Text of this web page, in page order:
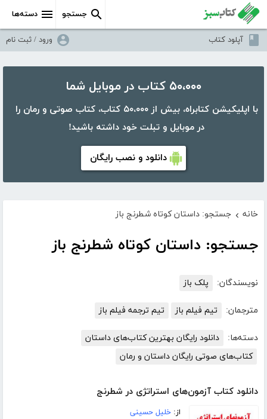
دسته‌ها جستجو
آپلود کتاب ورود / ثبت نام
۵۰،۰۰۰ کتاب در موبایل شما
با اپلیکیشن کتابراه، بیش از ۵۰،۰۰۰ کتاب، کتاب صوتی و رمان را
در موبایل و تبلت خود داشته باشید!
دانلود و نصب رایگان
خانه › جستجو: داستان کوتاه شطرنج باز
جستجو: داستان کوتاه شطرنج باز
نویسندگان: پلک باز
مترجمان: تیم فیلم باز تیم ترجمه فیلم باز
دسته‌ها:
دانلود رایگان بهترین کتاب‌های داستان
کتاب‌های صوتی رایگان داستان و رمان
دانلود کتاب آزمون‌های استراتژی در شطرنج
از:خلیل حسینی